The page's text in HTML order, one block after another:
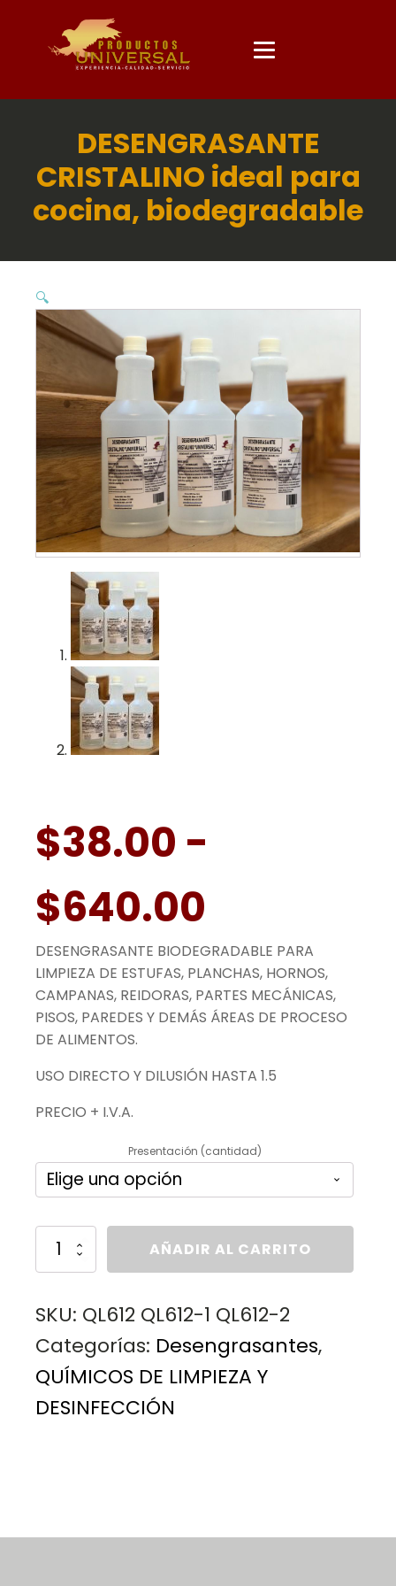
DESENGRASANTE
CRISTALINO ideal para
cocina, biodegradable
🔍
$38.00 -
$640.00
de
precios:
$38.00
hasta
$640.00
DESENGRASANTE BIODEGRADABLE PARA
LIMPIEZA DE ESTUFAS, PLANCHAS, HORNOS,
CAMPANAS, REIDORAS, PARTES MECÁNICAS,
PISOS, PAREDES Y DEMÁS ÁREAS DE PROCESO
DE ALIMENTOS.
USO DIRECTO Y DILUSIÓN HASTA 1.5
PRECIO + I.V.A.
Presentación (cantidad)
DESENGRASANTE
CRISTALINO
ideal
cocina,
biodegradable
cantidad
AÑADIR AL CARRITO
SKU: QL612 QL612-1 QL612-2
Categorías: Desengrasantes,
QUÍMICOS DE LIMPIEZA Y
DESINFECCIÓN